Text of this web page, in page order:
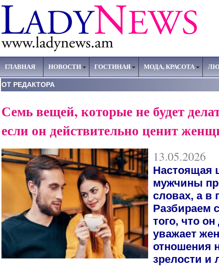
ГЛАВНАЯ НОВОСТИ ГОСТИНАЯ МОДА, КРАСОТА
ОТ РЕДАКТОРА
Семь вещей, которые не будет
если он действительно ценит
13.05.2026
Настоящая
мужчины
словах, а в
Разбираем
того, что
уважает
отношения
зрелости и